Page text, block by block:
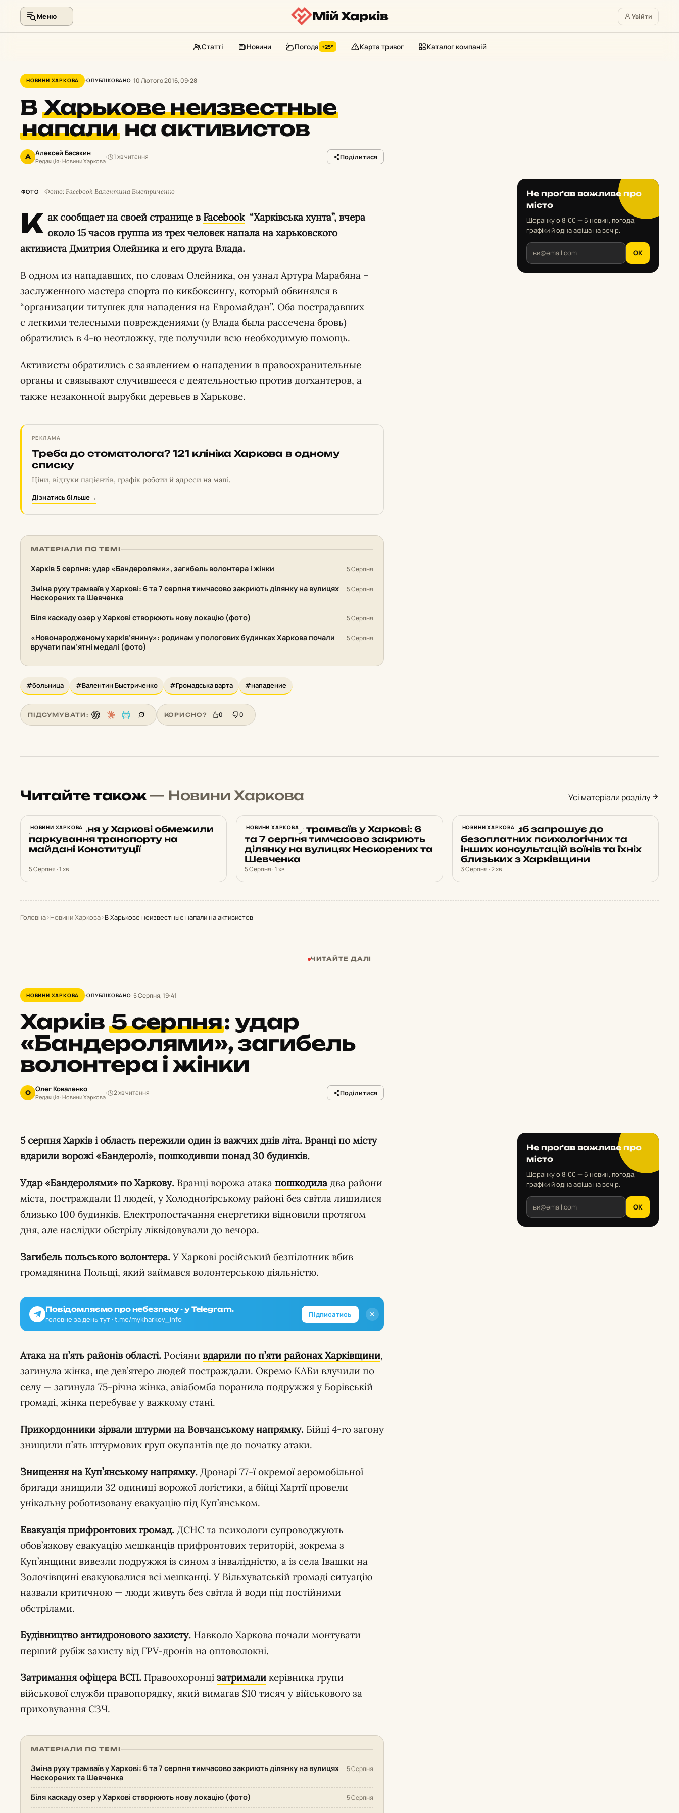
контенту
Меню Мій Харків Увійти
Статті Новини Погода +25° Карта тривог Каталог компаній
НОВИНИ ХАРКОВА ОПУБЛІКОВАНО 10 Лютого 2016, 09:28
ВХарькове неизвестные
напалина активистов
А Алексей Басакин
Редакція · Новини Харкова
1 хв читання Поділитися
ФОТО Фото: Facebook Валентина Быстриченко
К ак сообщает на своей странице в Facebook“Харківська хунта”, вчера
около 15 часов группа из трех человек напала на харьковского
активиста Дмитрия Олейника и его друга Влада.
В одном из нападавших, по словам Олейника, он узнал Артура Марабяна –
заслуженного мастера спорта по кикбоксингу, который обвинялся в
“организации титушек для нападения на Евромайдан”. Оба пострадавших
с легкими телесными повреждениями (у Влада была рассечена бровь)
обратились в 4-ю неотложку, где получили всю необходимую помощь.
Активисты обратились с заявлением о нападении в правоохранительные
органы и связывают случившееся с деятельностью против догхантеров, а
также незаконной вырубки деревьев в Харькове.
РЕКЛАМА
Треба до стоматолога? 121 клініка Харкова в одному
списку
Ціни, відгуки пацієнтів, графік роботи й адреси на мапі.
Дізнатись більше→
МАТЕРІАЛИ ПО ТЕМІ
Харків 5 серпня: удар «Бандеролями», загибель волонтера і жінки 5 Серпня
Зміна руху трамваїв у Харкові: 6 та 7 серпня тимчасово закриють ділянку на вулицях
Нескорених та Шевченка
5 Серпня
Біля каскаду озер у Харкові створюють нову локацію (фото) 5 Серпня
«Новонародженому харків’янину»: родинам у пологових будинках Харкова почали
вручати пам’ятні медалі (фото)
5 Серпня
#больница #Валентин Быстриченко #Громадська варта #нападение
ПІДСУМУВАТИ: КОРИСНО? 0 0
Не проґав важливе про
місто
Щоранку о 8:00 — 5 новин, погода,
графіки й одна афіша на вечір.
OK
Читайте також— Новини Харкова Усі матеріали розділу
НОВИНИ ХАРКОВА
До 10 серпня у Харкові обмежили
паркування транспорту на
майдані Конституції
5 Серпня · 1 хв
НОВИНИ ХАРКОВА
Зміна руху трамваїв у Харкові: 6
та 7 серпня тимчасово закриють
ділянку на вулицях Нескорених та
Шевченка
5 Серпня · 1 хв
НОВИНИ ХАРКОВА
Ветеран Хаб запрошує до
безоплатних психологічних та
інших консультацій воїнів та їхніх
близьких з Харківщини
3 Серпня · 2 хв
Головна›Новини Харкова›В Харькове неизвестные напали на активистов
ЧИТАЙТЕ ДАЛІ
НОВИНИ ХАРКОВА ОПУБЛІКОВАНО 5 Серпня, 19:41
Харків5 серпня: удар
«Бандеролями», загибель
волонтера і жінки
О Олег Коваленко
Редакція · Новини Харкова
2 хв читання Поділитися
5 серпня Харків і область пережили один із важчих днів літа. Вранці по місту
вдарили ворожі «Бандеролі», пошкодивши понад 30 будинків.
Удар «Бандеролями» по Харкову. Вранці ворожа атака пошкодиладва райони
міста, постраждали 11 людей, у Холодногірському районі без світла лишилися
близько 100 будинків. Електропостачання енергетики відновили протягом
дня, але наслідки обстрілу ліквідовували до вечора.
Загибель польського волонтера. У Харкові російський безпілотник вбив
громадянина Польщі, який займався волонтерською діяльністю.
✕
Повідомляємо про небезпеку - у Telegram.
головне за день тут · t.me/mykharkov_info
Підписатись
Атака на п’ять районів області. Росіяни вдарили по п’яти районах Харківщини,
загинула жінка, ще дев’ятеро людей постраждали. Окремо КАБи влучили по
селу — загинула 75-річна жінка, авіабомба поранила подружжя у Борівській
громаді, жінка перебуває у важкому стані.
Прикордонники зірвали штурми на Вовчанському напрямку. Бійці 4-го загону
знищили п’ять штурмових груп окупантів ще до початку атаки.
Знищення на Куп’янському напрямку. Дронарі 77-ї окремої аеромобільної
бригади знищили 32 одиниці ворожої логістики, а бійці Хартії провели
унікальну роботизовану евакуацію під Куп’янськом.
Евакуація прифронтових громад. ДСНС та психологи супроводжують
обов’язкову евакуацію мешканців прифронтових територій, зокрема з
Куп’янщини вивезли подружжя із сином з інвалідністю, а із села Івашки на
Золочівщині евакуювалися всі мешканці. У Вільхуватській громаді ситуацію
назвали критичною — люди живуть без світла й води під постійними
обстрілами.
Будівництво антидронового захисту. Навколо Харкова почали монтувати
перший рубіж захисту від FPV-дронів на оптоволокні.
Затримання офіцера ВСП. Правоохоронці затримали керівника групи
військової служби правопорядку, який вимагав $10 тисяч у військового за
приховування СЗЧ.
МАТЕРІАЛИ ПО ТЕМІ
Зміна руху трамваїв у Харкові: 6 та 7 серпня тимчасово закриють ділянку на вулицях
Нескорених та Шевченка
5 Серпня
Біля каскаду озер у Харкові створюють нову локацію (фото) 5 Серпня
Не проґав важливе про
місто
Щоранку о 8:00 — 5 новин, погода,
графіки й одна афіша на вечір.
OK